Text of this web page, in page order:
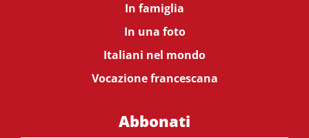
In famiglia
In una foto
Italiani nel mondo
Vocazione francescana
Abbonati